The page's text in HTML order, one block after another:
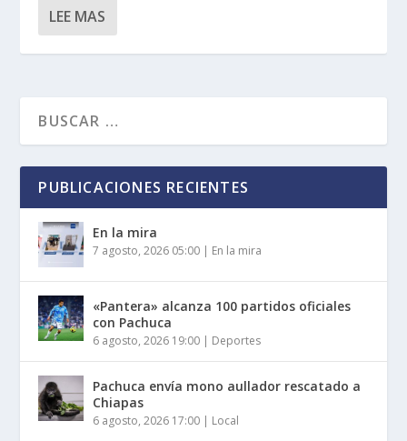
LEE MAS
PUBLICACIONES RECIENTES
En la mira
7 agosto, 2026 05:00 En la mira
«Pantera» alcanza 100 partidos oficiales
con Pachuca
6 agosto, 2026 19:00 Deportes
Pachuca envía mono aullador rescatado a
Chiapas
6 agosto, 2026 17:00 Local